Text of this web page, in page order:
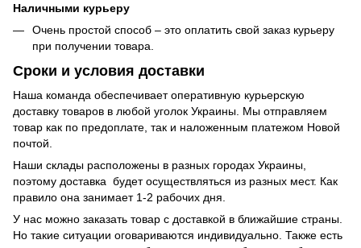
Наличными курьеру
Очень простой способ – это оплатить свой заказ курьеру
при получении товара.
Сроки и условия доставки
Наша команда обеспечивает оперативную курьерскую
доставку товаров в любой уголок Украины. Мы отправляем
товар как по предоплате, так и наложенным платежом Новой
почтой.
Наши склады расположены в разных городах Украины,
поэтому доставка будет осуществляться из разных мест. Как
правило она занимает 1-2 рабочих дня.
У нас можно заказать товар с доставкой в ​​ближайшие страны.
Но такие ситуации оговариваются индивидуально. Также есть